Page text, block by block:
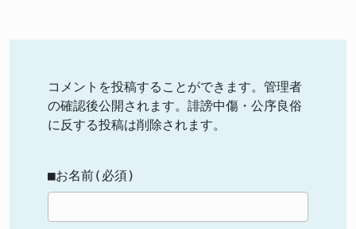
コメントを投稿することができます。管理者
の確認後公開されます。誹謗中傷・公序良俗
に反する投稿は削除されます。
■お名前(必須)